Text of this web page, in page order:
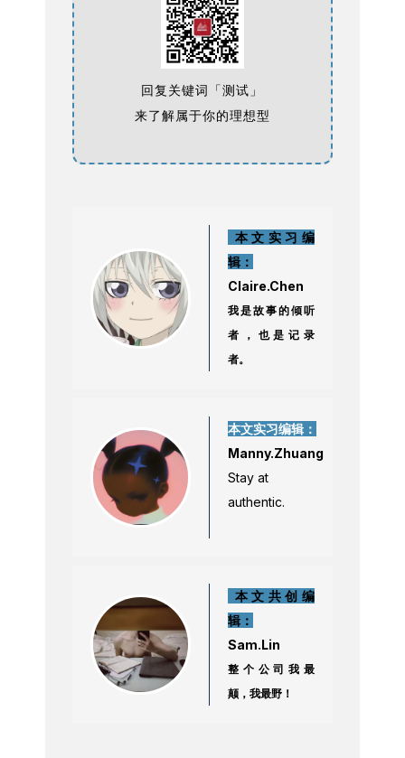
回复关键词「测试」
来了解属于你的理想型
本文实习编
辑：
Claire.Chen
我是故事的倾听
者，也是记录
者。
本文实习编辑：
Manny.Zhuang
Stay at
authentic.
本文共创编
辑：
Sam.Lin
整个公司我最
颠，我最野！